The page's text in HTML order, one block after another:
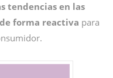
tendencias en las
forma reactiva para